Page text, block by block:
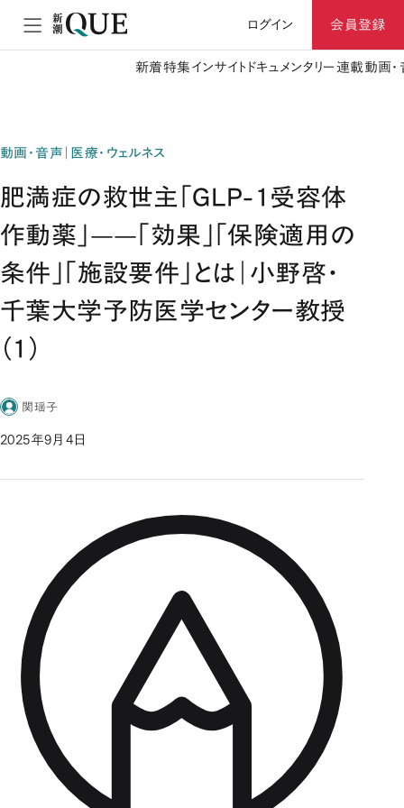
ログイン 会員登録
新着特集 インサイト ドキュメンタリー 連載動画
動画・音声｜医療・ウェルネス
肥満症の救世主「GLP-1受容体
作動薬」——「効果」「保険適用の
条件」「施設要件」とは｜小野啓・
千葉大学予防医学センター教授
（1）
関瑶子
2025年9月4日